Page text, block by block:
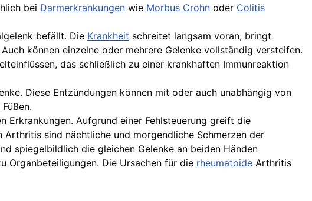
bei Darmerkrankungen wie Morbus Crohn oder Colitis
befällt. Die Krankheit schreitet langsam voran, bringt
können einzelne oder mehrere Gelenke vollständig versteifen.
das schließlich zu einer krankhaften Immunreaktion
Diese Entzündungen können mit oder auch unabhängig von
Erkrankungen. Aufgrund einer Fehlsteuerung greift die
Arthritis sind nächtliche und morgendliche Schmerzen der
spiegelbildlich die gleichen Gelenke an beiden Händen
Organbeteiligungen. Die Ursachen für die rheumatoide Arthritis